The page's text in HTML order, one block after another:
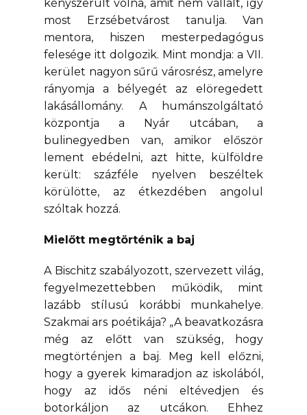
kényszerült volna, amit nem vállalt, így
most Erzsébetvárost tanulja. Van
mentora, hiszen mesterpedagógus
felesége itt dolgozik. Mint mondja: a VII.
kerület nagyon sűrű városrész, amelyre
rányomja a bélyegét az elöregedett
lakásállomány. A humánszolgáltató
központja a Nyár utcában, a
bulinegyedben van, amikor először
lement ebédelni, azt hitte, külföldre
került: százféle nyelven beszéltek
körülötte, az étkezdében angolul
szóltak hozzá.
Mielőtt megtörténik a baj
A Bischitz szabályozott, szervezett világ,
fegyelmezettebben működik, mint
lazább stílusú korábbi munkahelye.
Szakmai ars poétikája? „A beavatkozásra
még az előtt van szükség, hogy
megtörténjen a baj. Meg kell előzni,
hogy a gyerek kimaradjon az iskolából,
hogy az idős néni eltévedjen és
botorkáljon az utcákon. Ehhez